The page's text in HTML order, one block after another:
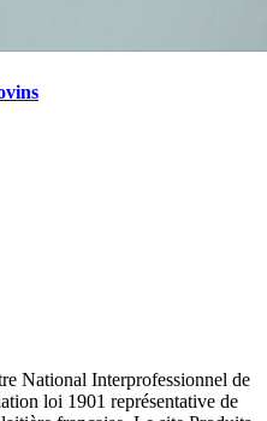
National Interprofessionnel de
loi 1901 représentative de